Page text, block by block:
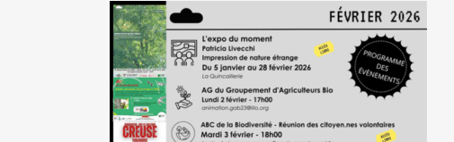
Infos Pratiques
Modalités D’inscription
Séjours